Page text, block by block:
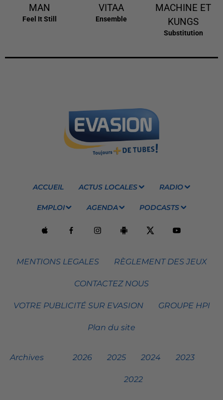
MAN
Feel It Still
VITAA
Ensemble
MACHINE ET
KUNGS
Substitution
ACCUEIL ACTUS LOCALES RADIO
EMPLOI AGENDA PODCASTS
MENTIONS LEGALES RÈGLEMENT DES JEUX
CONTACTEZ NOUS
VOTRE PUBLICITÉ SUR EVASION GROUPE HPI
Plan du site
Archives 2026 2025 2024 2023
2022